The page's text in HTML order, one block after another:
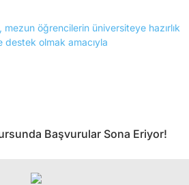
Başvurular Sona Eriyor!